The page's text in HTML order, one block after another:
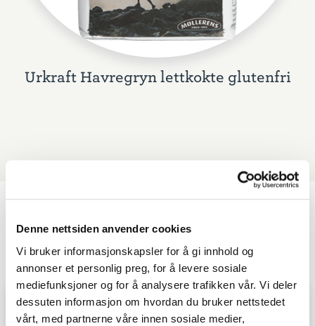
Denne nettsiden anvender cookies
Vi bruker informasjonskapsler for å gi innhold og
annonser et personlig preg, for å levere sosiale
mediefunksjoner og for å analysere trafikken vår. Vi deler
dessuten informasjon om hvordan du bruker nettstedet
vårt, med partnerne våre innen sosiale medier,
Urkraft Havregryn lettkokte glutenfri
Lignende oppskrifter